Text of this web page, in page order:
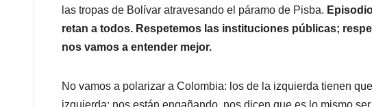
las tropas de Bolívar atravesando el páramo de Pisba.
retan a todos. Respetemos las instituciones públicas;
nos vamos a entender mejor.
No vamos a polarizar a Colombia: los de la izquierda tienen